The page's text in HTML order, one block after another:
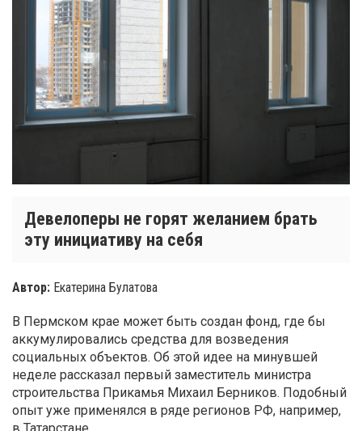
Девелоперы не горят желанием брать
эту инициативу на себя
Автор: Екатерина Булатова
В Пермском крае может быть создан фонд, где бы
аккумулировались средства для возведения
социальных объектов. Об этой идее на минувшей
неделе рассказал первый заместитель министра
строительства Прикамья Михаил Берников. Подобный
опыт уже применялся в ряде регионов РФ, например,